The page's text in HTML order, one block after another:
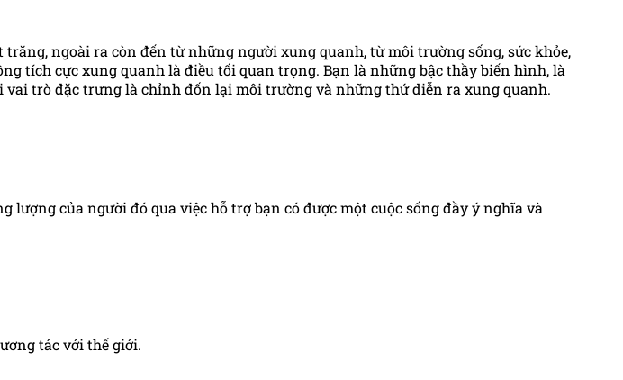
ngoài ra còn đến từ những người xung quanh, từ môi trường sống, sức khỏe,
tích cực xung quanh là điều tối quan trọng. Bạn là những bậc thầy biến hình, là
vai trò đặc trưng là chỉnh đốn lại môi trường và những thứ diễn ra xung quanh.
của người đó qua việc hỗ trợ bạn có được một cuộc sống đầy ý nghĩa và
tác với thế giới.